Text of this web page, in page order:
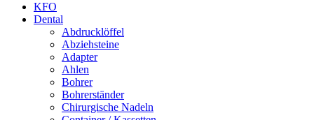
KFO
Dental
Abdrucklöffel
Abziehsteine
Adapter
Ahlen
Bohrer
Bohrerständer
Chirurgische Nadeln